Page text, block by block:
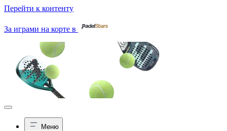
Перейти к контенту
За играми на корте в
Меню